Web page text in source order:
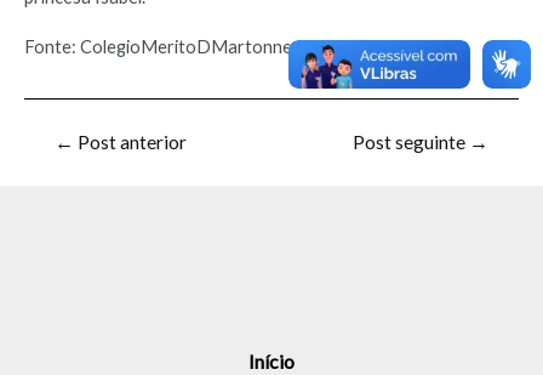
Fonte: ColegioMeritoDMartonne
← Post anterior Post seguinte →
Início